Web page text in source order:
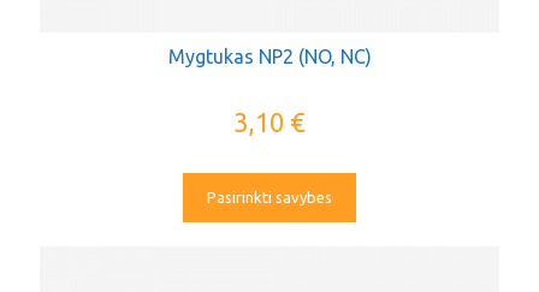
Mygtukas NP2 (NO, NC)
3,10 €
Pasirinkti savybes